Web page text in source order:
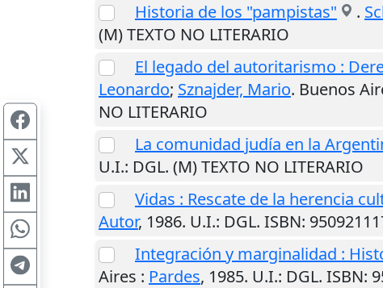
Historia de los "pampistas"
.
(M) TEXTO NO LITERARIO
El legado del autoritarismo :
Leonardo; Sznajder, Mario. Buenos
NO LITERARIO
La comunidad judía en la
U.I.: DGL. (M) TEXTO NO LITERARIO
Vidas : Rescate de la herencia
Autor, 1986. U.I.: DGL. ISBN:
Integración y marginalidad :
Aires : Pardes, 1985. U.I.: DGL. ISBN: